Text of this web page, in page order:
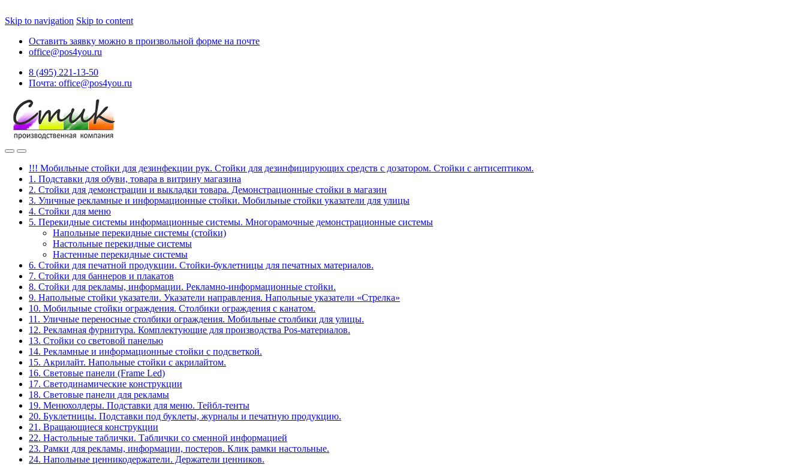
Skip to navigation Skip to content
Оставить заявку можно в произвольной форме на почте
office@pos4you.ru
8 (495) 221-13-50
Почта: office@pos4you.ru
!!! Мобильные стойки для дезинфекции рук. Стойки для дезинфицирующих средств с дозатором. Стойки с антисептиком.
1. Подставки для обуви, товара в витрину магазина
2. Стойки для демонстрации и выкладки товара. Демонстрационные стойки в магазин
3. Уличные рекламные и информационные стойки. Мобильные стойки указатели для улицы
4. Стойки для меню
5. Перекидные системы информационные системы. Многорамочные демонстрационные системы
Напольные перекидные системы (стойки)
Настольные перекидные системы
Настенные перекидные системы
6. Стойки для печатной продукции. Стойки-буклетницы для печатных материалов.
7. Стойки для баннеров и плакатов
8. Стойки для рекламы, информации. Рекламно-информационные стойки.
9. Напольные стойки указатели. Указатели направления. Напольные указатели «Стрелка»
10. Мобильные стойки ограждения. Столбики ограждения с канатом.
11. Уличные переносные столбики ограждения. Мобильные столбики для улицы.
12. Рекламная фурнитура. Комплектующие для производства Pos-материалов.
13. Стойки со световой панелью
14. Рекламные и информационные стойки с подсветкой.
15. Акрилайт. Напольные стойки с акрилайтом.
16. Световые панели (Frame Led)
17. Светодинамические конструкции
18. Световые панели для рекламы
19. Менюхолдеры. Подставки для меню. Тейбл-тенты
20. Буклетницы. Подставки под буклеты, журналы и печатную продукцию.
21. Вращающиеся конструкции
22. Настольные таблички. Таблички со сменной информацией
23. Рамки для рекламы, информации, постеров. Клик рамки настольные.
24. Напольные ценникодержатели. Держатели ценников.